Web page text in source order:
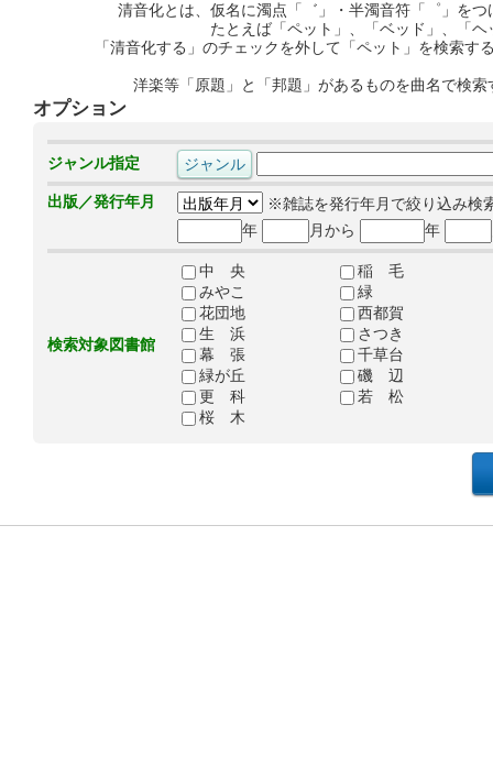
清音化とは、仮名に濁点「゛」・半濁音符「゜」を
たとえば「ペット」、「ベッド」、「
「清音化する」のチェックを外して「ペット」を検索
洋楽等「原題」と「邦題」があるものを曲名で検
オプション
ジャンル指定
出版／発行年月
※雑誌を発行年月で絞り込み検
年
月から 年
検索対象図書館
中 央
稲 毛
みやこ
緑
花団地
西都賀
生 浜
さつき
幕 張
千草台
緑が丘
磯 辺
更 科
若 松
桜 木